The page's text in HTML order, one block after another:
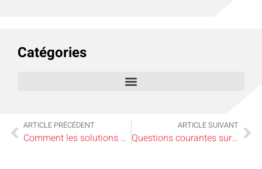
Catégories
ARTICLE PRÉCÉDENT
Comment les solutions de racks peuvent transformer votre stockage ?
ARTICLE SUIVANT
Questions courantes sur le parquet stratifié : avantages et inconvénients expliqués